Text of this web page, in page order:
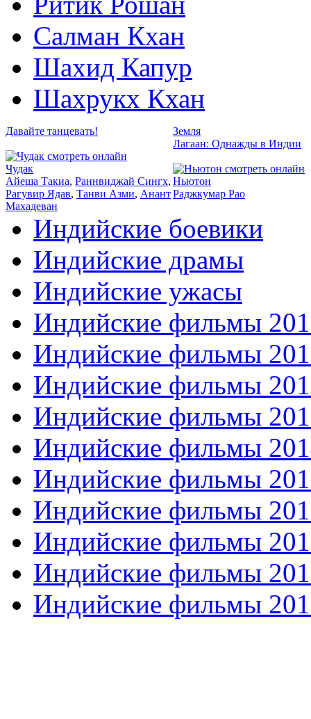
Салман Кхан
Шахид Капур
Шахрукх Кхан
Давайте танцевать!
Земля
Чудак
Айеша Такиа, Раннвиджай Сингх,
Рагувир Ядав, Танви Азми, Анант
Махадеван
Лагаан: Однажды в Индии
Ньютон
Раджкумар Рао
Индийские боевики
Индийские драмы
Индийские ужасы
Индийские фильмы
Индийские фильмы
Индийские фильмы
Индийские фильмы
Индийские фильмы
Индийские фильмы
Индийские фильмы
Индийские фильмы
Индийские фильмы
Индийские фильмы